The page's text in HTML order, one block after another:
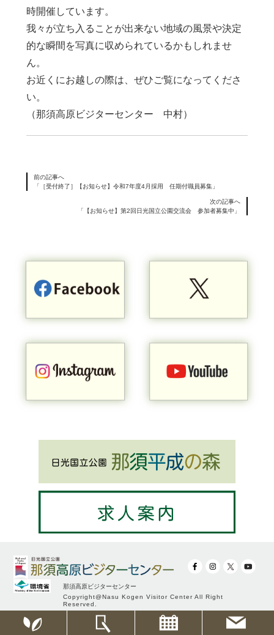
時開催しています。
我々が立ち入ることが出来ない地域の風景や決定
的な瞬間を写真に収められているかもしれませ
ん。
お近くにお越しの際は、ぜひご覧になってくださ
い。
（那須高原ビジターセンター 中村）
前の記事へ
「［受付終了］【お知らせ】令和7年度4月採用 任期付職員募集」
次の記事へ
「【お知らせ】第2回日光国立公園交流会 参加者募集中」
那須高原ビジターセンター
Copyright@Nasu Kogen Visitor Center All Right
Reserved.